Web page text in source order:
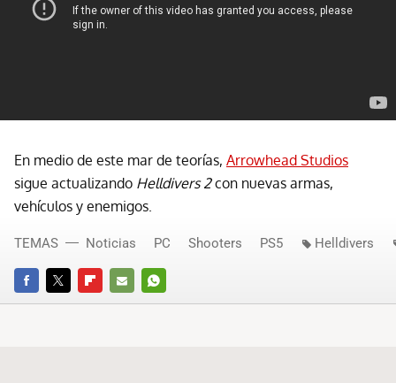
En medio de este mar de teorías, Arrowhead Studios
sigue actualizando Helldivers 2con nuevas armas,
vehículos y enemigos.
FACEBOOKTWITTERFLIPBOARD
E-
WHATSAPP
TEMAS Noticias PC Shooters PS5 Helldivers